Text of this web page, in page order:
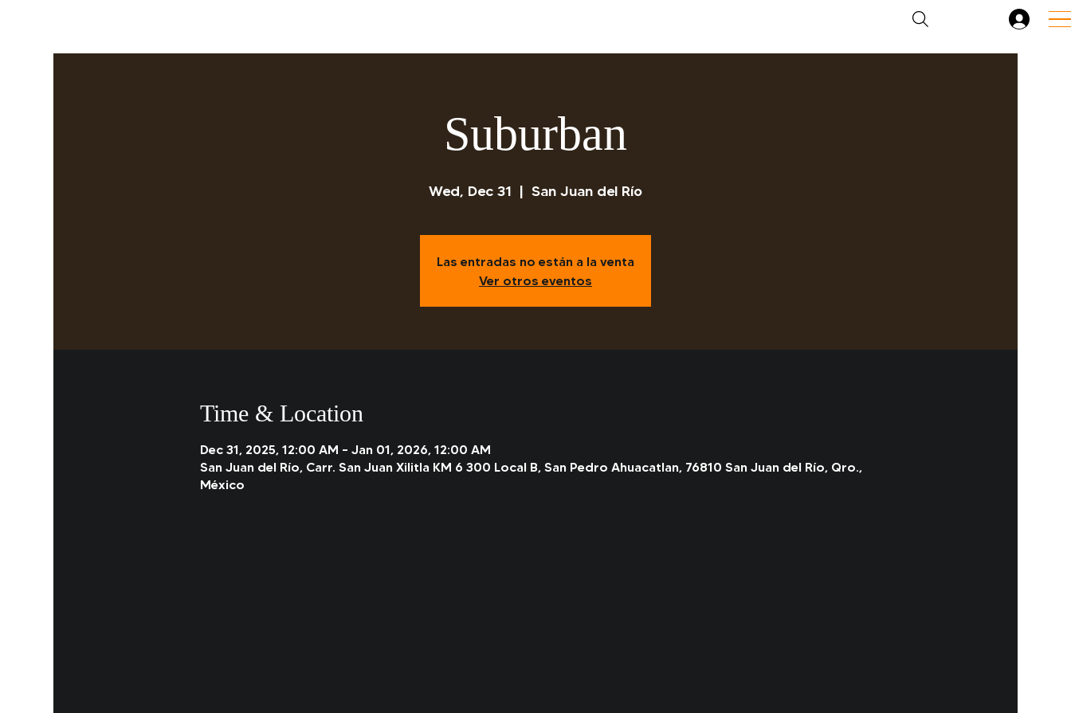
Suburban
Wed, Dec 31
  |
San Juan del Río
Las entradas no están a la venta
Ver otros eventos
Time & Location
Dec 31, 2025, 12:00 AM – Jan 01, 2026, 12:00 AM
San Juan del Río, Carr. San Juan Xilitla KM 6 300 Local B, San Pedro Ahuacatlan, 76810 San Juan del Río, Qro.,
México